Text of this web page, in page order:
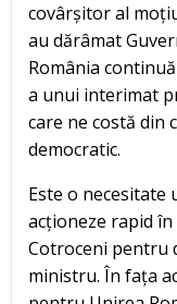
covârșitor al
au dărâmat
România
a unui interimat
care ne costă din
democratic.
Este o necesitate
acționeze rapid
Cotroceni pentru
ministru. În fața